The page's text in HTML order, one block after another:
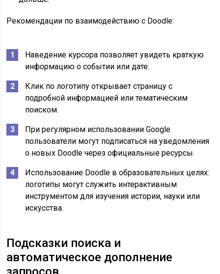
Рекомендации по взаимодействию с Doodle:
Наведение курсора позволяет увидеть краткую
информацию о событии или дате.
Клик по логотипу открывает страницу с
подробной информацией или тематическим
поиском.
При регулярном использовании Google
пользователи могут подписаться на уведомления
о новых Doodle через официальные ресурсы.
Использование Doodle в образовательных целях:
логотипы могут служить интерактивным
инструментом для изучения истории, науки или
искусства.
Подсказки поиска и
автоматическое дополнение